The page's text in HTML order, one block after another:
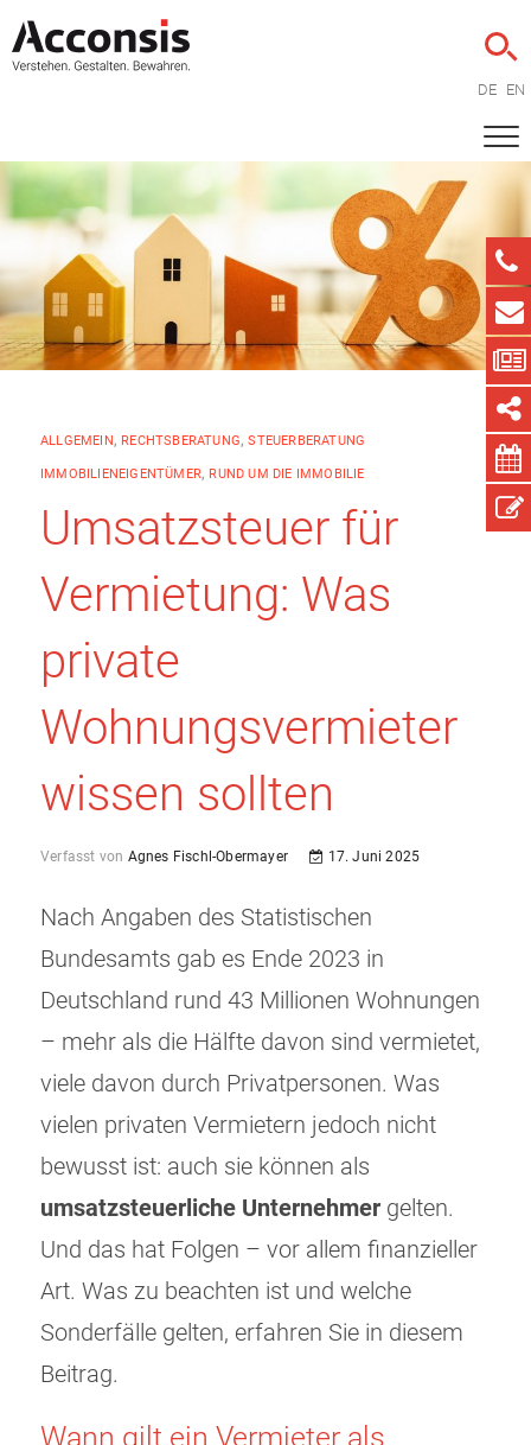
DE EN
ALLGEMEIN, RECHTSBERATUNG,STEUERBERATUNG
IMMOBILIENEIGENTÜMER, RUND UM DIE IMMOBILIE
Umsatzsteuer für
Vermietung: Was
private
Wohnungsvermieter
wissen sollten
Verfasst von Agnes Fischl-Obermayer 17. Juni 2025
Nach Angaben des Statistischen
Bundesamts gab es Ende 2023 in
Deutschland rund 43 Millionen Wohnungen
– mehr als die Hälfte davon sind vermietet,
viele davon durch Privatpersonen. Was
vielen privaten Vermietern jedoch nicht
bewusst ist: auch sie können als
umsatzsteuerliche Unternehmer gelten.
Und das hat Folgen – vor allem finanzieller
Art. Was zu beachten ist und welche
Sonderfälle gelten, erfahren Sie in diesem
Beitrag.
Wann gilt ein Vermieter als